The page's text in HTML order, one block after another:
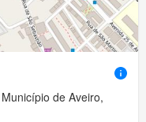
de Aveiro,